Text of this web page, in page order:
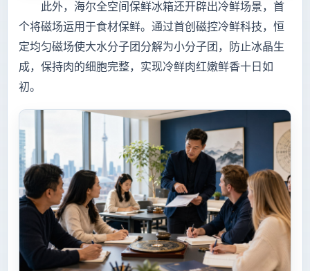
此外，海尔全空间保鲜冰箱还开辟出冷鲜场景，首
个将磁场运用于食材保鲜。通过首创磁控冷鲜科技，恒
定均匀磁场使大水分子团分解为小分子团，防止冰晶生
成，保持肉的细胞完整，实现冷鲜肉红嫩鲜香十日如
初。